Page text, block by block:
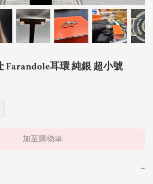
Farandole耳環 純銀 超小號
加至購物車
−